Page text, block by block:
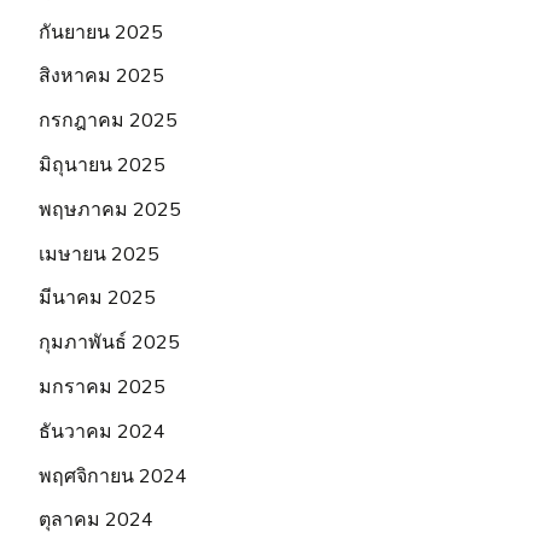
กันยายน 2025
สิงหาคม 2025
กรกฎาคม 2025
มิถุนายน 2025
พฤษภาคม 2025
เมษายน 2025
มีนาคม 2025
กุมภาพันธ์ 2025
มกราคม 2025
ธันวาคม 2024
พฤศจิกายน 2024
ตุลาคม 2024